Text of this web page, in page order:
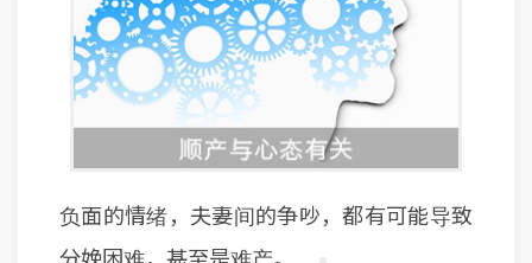
负面的情绪，夫妻间的争吵，都有可能导致